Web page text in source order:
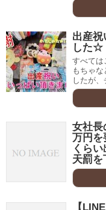
出産
した☆
すべては
もちゃ
したが
女社長
万円を
くら
天罰
【